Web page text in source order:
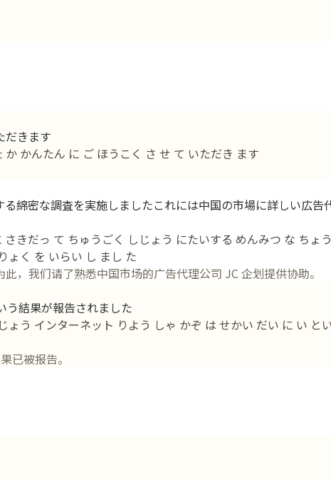
だきます
かんたん に ご ほうこく さ せ て いただき ます
綿密な調査を実施しましたこれには中国の市場に詳しい広告
きだっ て ちゅうごく しじょう にたいする めんみつ な ちょ
ょく を いらい し まし た
，我们请了熟悉中国市场的广告代理公司 JC 企划提供协助。
う結果が報告されました
う インターネット りよう しゃ かぞ は せかい だい に い と
已被报告。